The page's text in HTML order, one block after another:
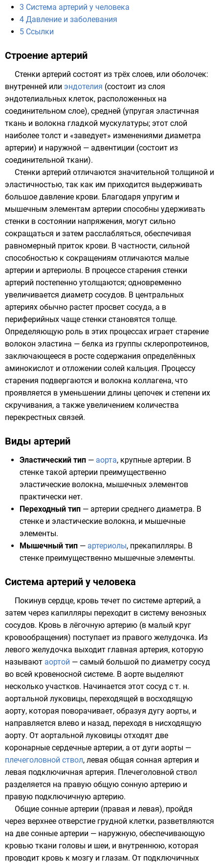
3 Система артерий у человека
4 Давление и заболевания
5 Ссылки
Строение артерий
Стенки артерий состоят из трёх слоев, или оболочек:
внутренней или эндотелия (состоит из слоя
эндотелиальных клеток, расположенных на
соединительном слое), средней (упругая эластичная
ткань и волокна гладкой мускулатуры; этот слой
наиболее толст и «заведует» изменениями диаметра
артерии) и наружной — адвентиции (состоит из
соединительной ткани).
Стенки артерий отличаются значительной толщиной и
эластичностью, так как им приходится выдерживать
большое давление крови. Благодаря упругим и
мышечным элементам артерии способны удерживать
стенки в состоянии напряжения, могут сильно
сокращаться и затем расслабляться, обеспечивая
равномерный приток крови. В частности, сильной
способностью к сокращениям отличаются малые
артерии и артериолы. В процессе старения стенки
артерий постепенно утолщаются; одновременно
увеличивается диаметр сосудов. В центральных
артериях обычно растет просвет сосуда, а в
периферийных чаще стенки становятся толще.
Определяющую роль в этих процессах играет старение
волокон эластина — белка из группы склеропротеинов,
заключающееся в росте содержания определённых
аминокислот и отложении солей кальция. Процессу
старения подвергаются и волокна коллагена, что
проявляется в уменьшении длины цепочек и степени их
скручивания, а также увеличением количества
перекрестных связей.
Виды артерий
Эластический тип — аорта, крупные артерии. В
стенке такой артерии преимущественно
эластические волокна, мышечных элементов
практически нет.
Переходный тип — артерии среднего диаметра. В
стенке и эластические волокна, и мышечные
элементы.
Мышечный тип — артериолы, прекапилляры. В
стенке преимущественно мышечные элементы.
Система артерий у человека
Покинув сердце, кровь течет по системе артерий, а
затем через капилляры переходит в систему венозных
сосудов. Кровь в лёгочную артерию (в малый круг
кровообращения) поступает из правого желудочка. Из
левого желудочка выходит главная артерия, которую
называют аортой — самый большой по диаметру сосуд
во всей кровеносной системе. В аорте выделяют
несколько участков. Начинается этот сосуд с т. н.
аортальной луковицы, переходящей в восходящую
аорту, которая поворачивает, образуя дугу аорты, и
направляется влево и назад, переходя в нисходящую
аорту. От аортальной луковицы отходят две
коронарные сердечные артерии, а от дуги аорты —
плечеголовной ствол, левая общая сонная артерия и
левая подключичная артерия. Плечеголовной ствол
разделяется на правую общую сонную артерию и
правую подключичную артерию.
Общие сонные артерии (правая и левая), пройдя
через верхнее отверстие грудной клетки, разветвляются
на две сонные артерии — наружную, обеспечивающую
кровью ткани головы и шеи, и внутреннюю, которая
проводит кровь к мозгу и глазам. От подключичных